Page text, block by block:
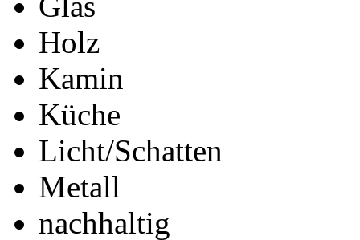
Holz
Kamin
Küche
Licht/Schatten
Metall
nachhaltig